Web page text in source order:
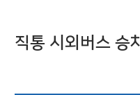
직통 시외버스 승